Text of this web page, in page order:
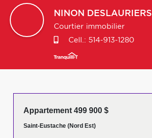
NINON DESLAURIERS
Courtier immobilier
Cell.: 514-913-1280
Appartement 499 900 $
Saint-Eustache (Nord Est)